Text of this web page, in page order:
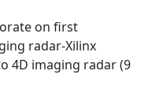
on first
radar-Xilinx
4D imaging radar (9